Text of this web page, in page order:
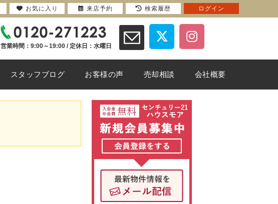
営業時間：9:00～19:00 / 定休日：水曜日
スタッフブログ お客様の声 売却相談 会社概要
お気に入り 来店予約 検索履歴 ログイン